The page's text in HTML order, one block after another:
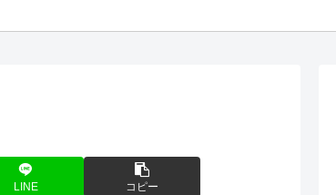
LINE コピー